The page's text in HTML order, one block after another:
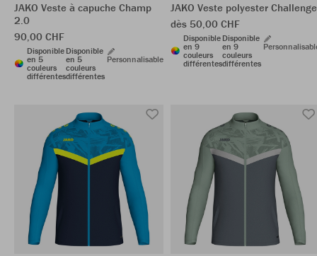
JAKO Veste à capuche Champ
2.0
90,00 CHF
Disponible
en 5
couleurs
différentes
Disponible
en 5
couleurs
différentes
Personnalisable
JAKO Veste polyester Challenge
dès 50,00 CHF
Disponible
en 9
couleurs
différentes
Disponible
en 9
couleurs
différentes